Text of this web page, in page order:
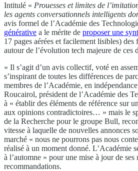
Intitulé « Prouesses et limites de
les agents conversationnels intelligents
avis formel de l’Académie des
générative a le mérite de proposer une
17 pages aérées et facilement lisibles) des
autour de l’évolution tech majeure de ces
« Il s’agit d’un avis collectif, voté en
s’inspirant de toutes les différences de
membres de l’Académie, en
Roucairol, président de l’Académie des
à « établir des éléments de référence sur
aux opinions contradictoires… » mais le
de la Recherche pour le groupe Bull,
vitesse à laquelle de nouvelles annonces
marché « nous ne pourrons pas nous
réalisé à un moment donné. L’Académie
à l’automne » pour une mise à jour de ses
recommandations.